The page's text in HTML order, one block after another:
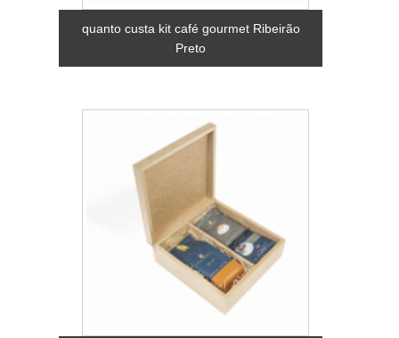
quanto custa kit café gourmet Ribeirão
Preto